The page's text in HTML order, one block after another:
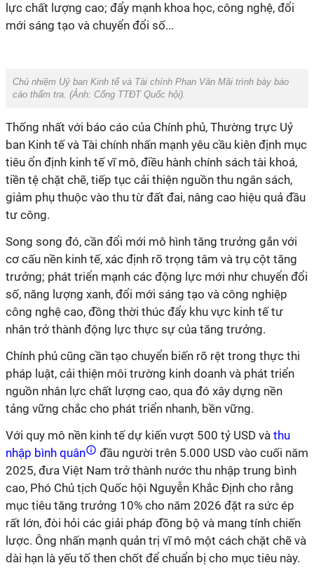
lực chất lượng cao; đẩy mạnh khoa học, công nghệ, đổi
mới sáng tạo và chuyển đổi số...
Chủ nhiệm Uỷ ban Kinh tế và Tài chính Phan Văn Mãi trình bày báo
cáo thẩm tra. (Ảnh: Cổng TTĐT Quốc hội).
Thống nhất với báo cáo của Chính phủ, Thường trực Uỷ
ban Kinh tế và Tài chính nhấn mạnh yêu cầu kiên định mục
tiêu ổn định kinh tế vĩ mô, điều hành chính sách tài khoá,
tiền tệ chặt chẽ, tiếp tục cải thiện nguồn thu ngân sách,
giảm phụ thuộc vào thu từ đất đai, nâng cao hiệu quả đầu
tư công.
Song song đó, cần đổi mới mô hình tăng trưởng gắn với
cơ cấu nền kinh tế, xác định rõ trọng tâm và trụ cột tăng
trưởng; phát triển mạnh các động lực mới như chuyển đổi
số, năng lượng xanh, đổi mới sáng tạo và công nghiệp
công nghệ cao, đồng thời thúc đẩy khu vực kinh tế tư
nhân trở thành động lực thực sự của tăng trưởng.
Chính phủ cũng cần tạo chuyển biến rõ rệt trong thực thi
pháp luật, cải thiện môi trường kinh doanh và phát triển
nguồn nhân lực chất lượng cao, qua đó xây dựng nền
tảng vững chắc cho phát triển nhanh, bền vững.
Với quy mô nền kinh tế dự kiến vượt 500 tỷ USD và thu
nhập bình quân
đầu người trên 5.000 USD vào cuối năm
2025, đưa Việt Nam trở thành nước thu nhập trung bình
cao, Phó Chủ tịch Quốc hội Nguyễn Khắc Định cho rằng
mục tiêu tăng trưởng 10% cho năm 2026 đặt ra sức ép
rất lớn, đòi hỏi các giải pháp đồng bộ và mang tính chiến
lược. Ông nhấn mạnh quản trị vĩ mô một cách chặt chẽ và
dài hạn là yếu tố then chốt để chuẩn bị cho mục tiêu này.